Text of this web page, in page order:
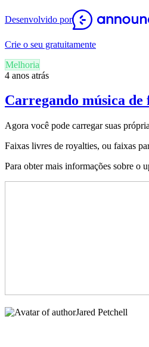
Desenvolvido por
Crie o seu gratuitamente
Melhoria
4 anos atrás
Carregando música de
Agora você pode carregar suas
Faixas livres de royalties, ou faixas
Para obter mais informações sobre o
Jared Petchell